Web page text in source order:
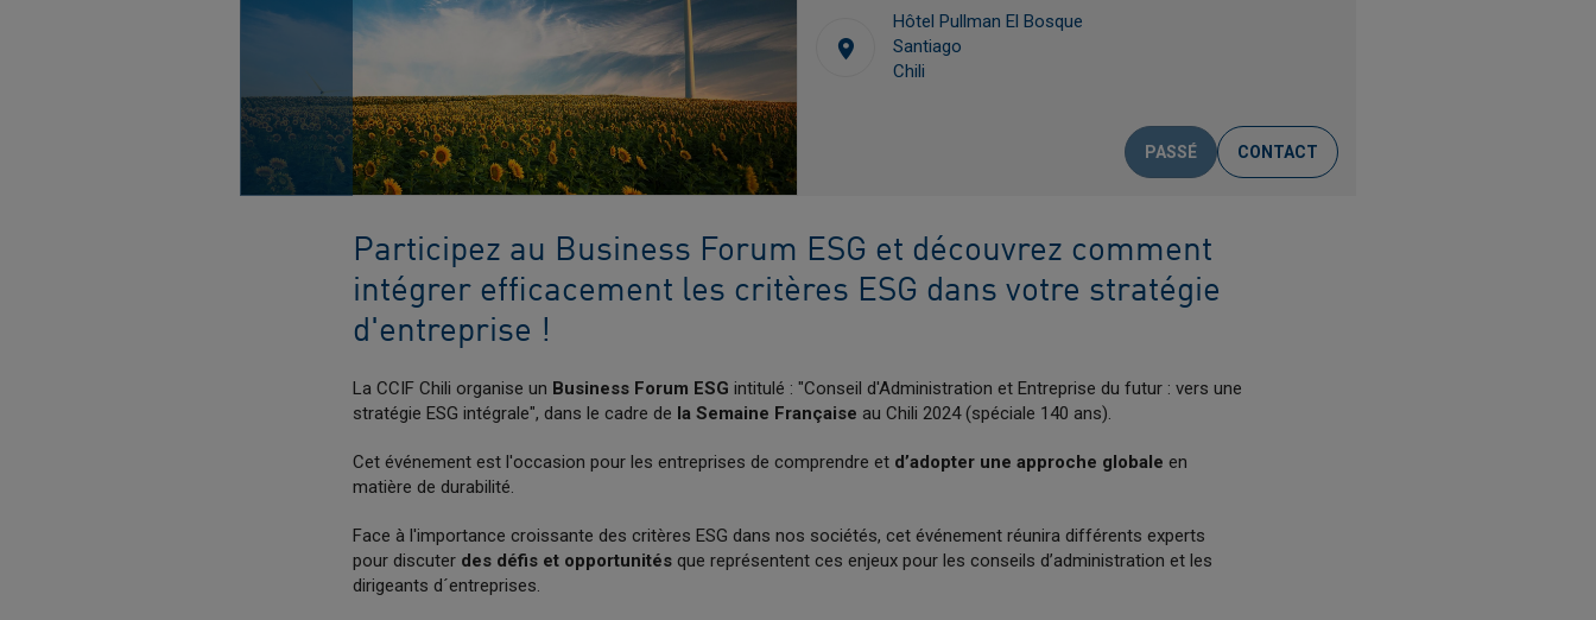
Hôtel Pullman El Bosque
Santiago
Chili
PASSÉ CONTACT
Participez au Business Forum ESG et découvrez comment
intégrer efficacement les critères ESG dans votre stratégie
d'entreprise !
La CCIF Chili organise un Business Forum ESG intitulé : "Conseil d'Administration et Entreprise du futur : vers une
stratégie ESG intégrale", dans le cadre de la Semaine Française au Chili 2024 (spéciale 140 ans).
Cet événement est l'occasion pour les entreprises de comprendre et d’adopter une approche globale en
matière de durabilité.
Face à l'importance croissante des critères ESG dans nos sociétés, cet événement réunira différents experts
pour discuter des défis et opportunités que représentent ces enjeux pour les conseils d’administration et les
dirigeants d´entreprises.